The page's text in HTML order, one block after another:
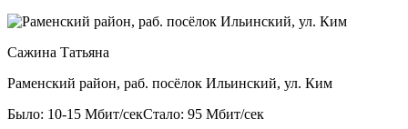
Сажина Татьяна
Раменский район, раб. посёлок Ильинский, ул. Ким
Было: 10-15 Мбит/секСтало: 95 Мбит/сек